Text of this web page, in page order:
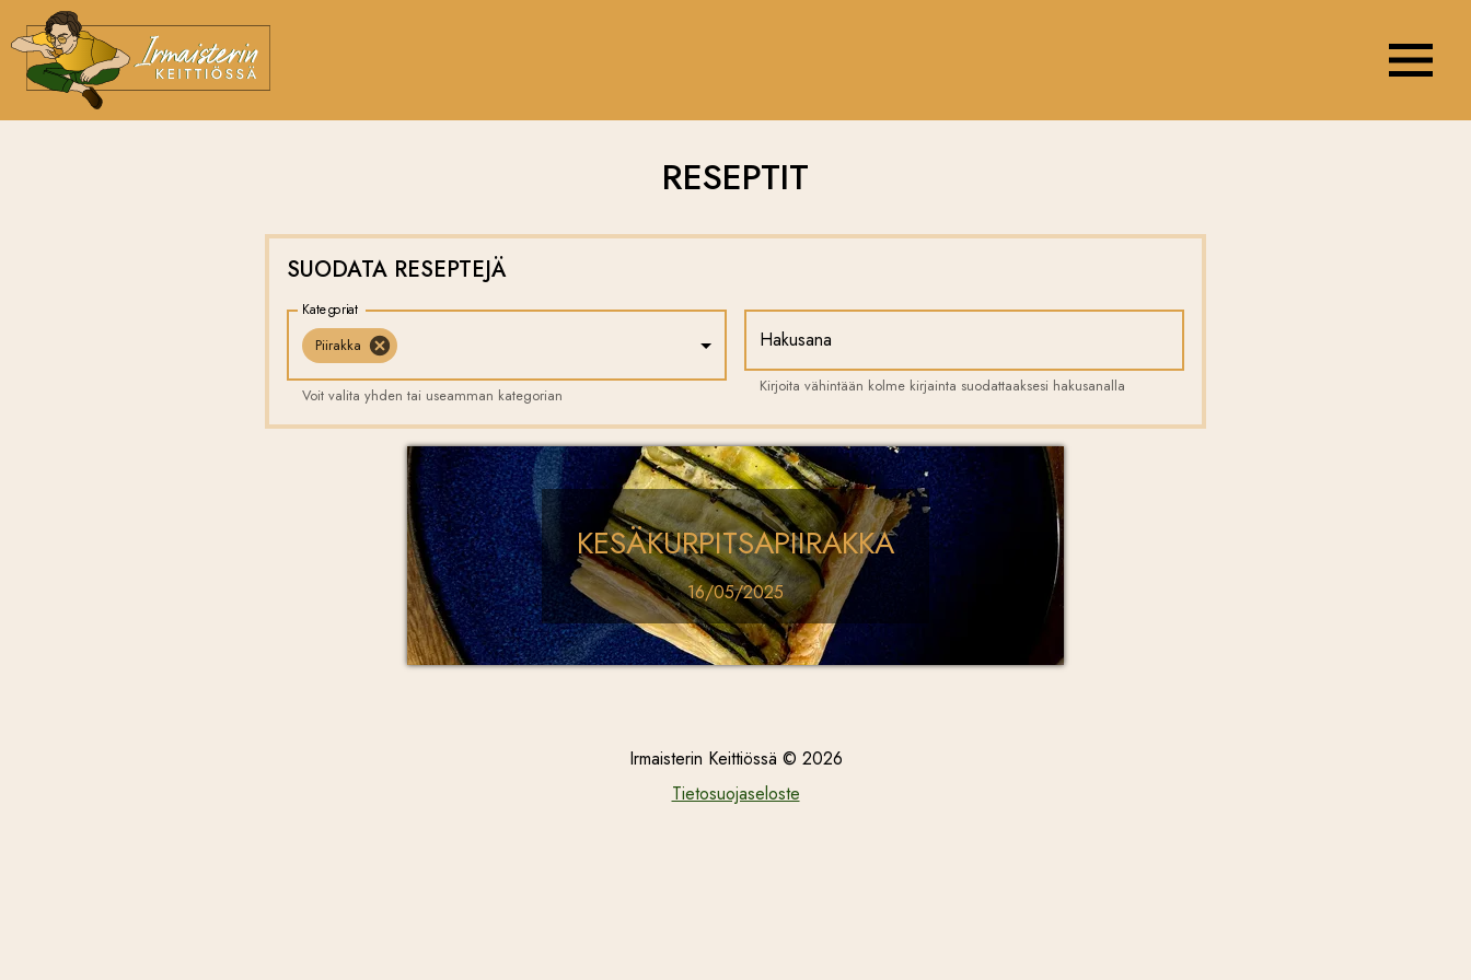
RESEPTIT
SUODATA RESEPTEJÄ
Kategoriat
Piirakka
Voit valita yhden tai useamman kategorian
Hakusana
Kirjoita vähintään kolme kirjainta suodattaaksesi hakusanalla
KESÄKURPITSAPIIRAKKA
16/05/2025
Irmaisterin Keittiössä © 2026
Tietosuojaseloste